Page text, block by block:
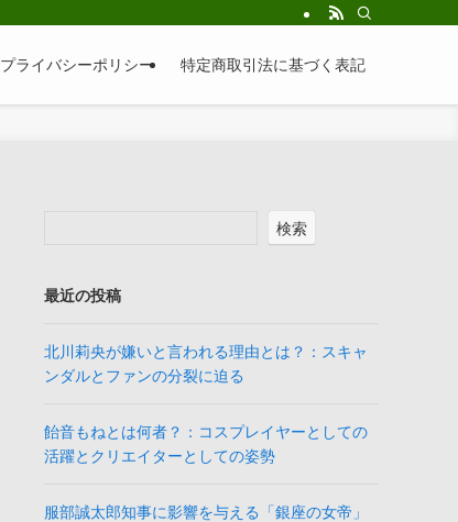
プライバシーポリシー 特定商取引法に基づく表記
検索
最近の投稿
北川莉央が嫌いと言われる理由とは？：スキャ
ンダルとファンの分裂に迫る
飴音もねとは何者？：コスプレイヤーとしての
活躍とクリエイターとしての姿勢
服部誠太郎知事に影響を与える「銀座の女帝」